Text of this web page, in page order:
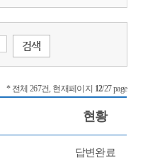
* 전체 267건, 현재페이지 12/27 page
현황
답변완료